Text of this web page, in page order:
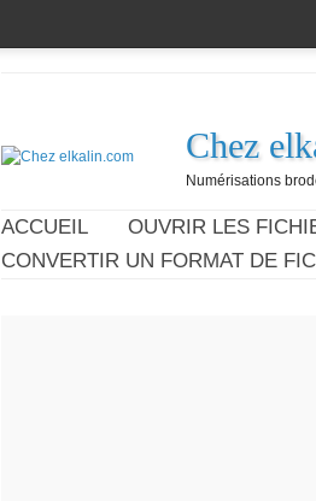
Chez
Numérisations
ACCUEIL OUVRIR LES
CONVERTIR UN FORMAT DE